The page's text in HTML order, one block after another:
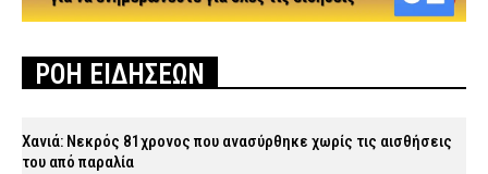
ΡΟΗ ΕΙΔΗΣΕΩΝ
Χανιά: Νεκρός 81χρονος που ανασύρθηκε χωρίς τις αισθήσεις
του από παραλία